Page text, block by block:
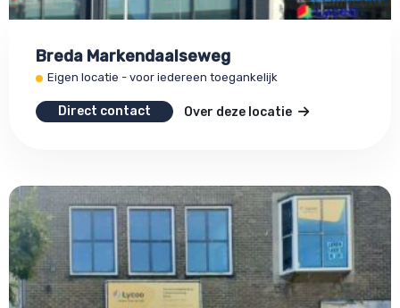
Breda Markendaalseweg
Eigen locatie - voor iedereen toegankelijk
Direct contact Over deze locatie